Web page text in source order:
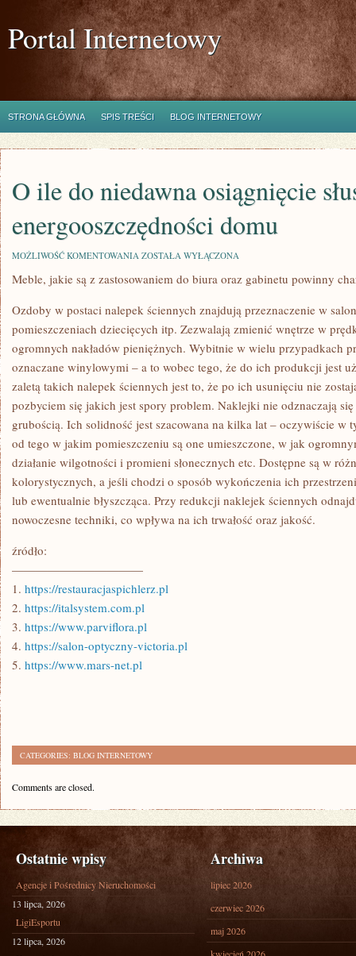
Portal Internetowy
STRONA GŁÓWNA SPIS TREŚCI BLOG INTERNETOWY
O ile do niedawna osiągnięcie
energooszczędności domu
MOŻLIWOŚĆ KOMENTOWANIA O
DO
SŁUSZNEJ
ENERGOOSZCZĘDNOŚCI
DOMU
ZOSTAŁA WYŁĄCZONA
Meble, jakie są z zastosowaniem do biura oraz gabinetu powinny
Ozdoby w postaci nalepek ściennych znajdują przeznaczenie w
pomieszczeniach dziecięcych itp. Zezwalają zmienić wnętrze w
ogromnych nakładów pieniężnych. Wybitnie w wielu przypadkach
oznaczane winylowymi – a to wobec tego, że do ich produkcji jest
zaletą takich nalepek ściennych jest to, że po ich usunięciu nie
pozbyciem się jakich jest spory problem. Naklejki nie odznaczają
grubością. Ich solidność jest szacowana na kilka lat – oczywiście w
od tego w jakim pomieszczeniu są one umieszczone, w jak
działanie wilgotności i promieni słonecznych etc. Dostępne są w
kolorystycznych, a jeśli chodzi o sposób wykończenia ich
lub ewentualnie błyszcząca. Przy redukcji naklejek ściennych
nowoczesne techniki, co wpływa na ich trwałość oraz jakość.
źródło:
———————————
1. https://restauracjaspichlerz.pl
2. https://italsystem.com.pl
3. https://www.parviflora.pl
4. https://salon-optyczny-victoria.pl
5. https://www.mars-net.pl
CATEGORIES: BLOG INTERNETOWY
Comments are closed.
Ostatnie wpisy
Agencje i Pośrednicy Nieruchomości
13 lipca, 2026
LigiEsportu
12 lipca, 2026
Archiwa
lipiec 2026
czerwiec 2026
maj 2026